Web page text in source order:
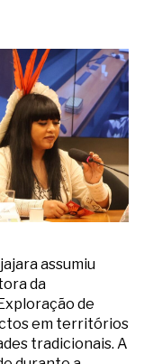
assumiu
da
de
em territórios
tradicionais. A